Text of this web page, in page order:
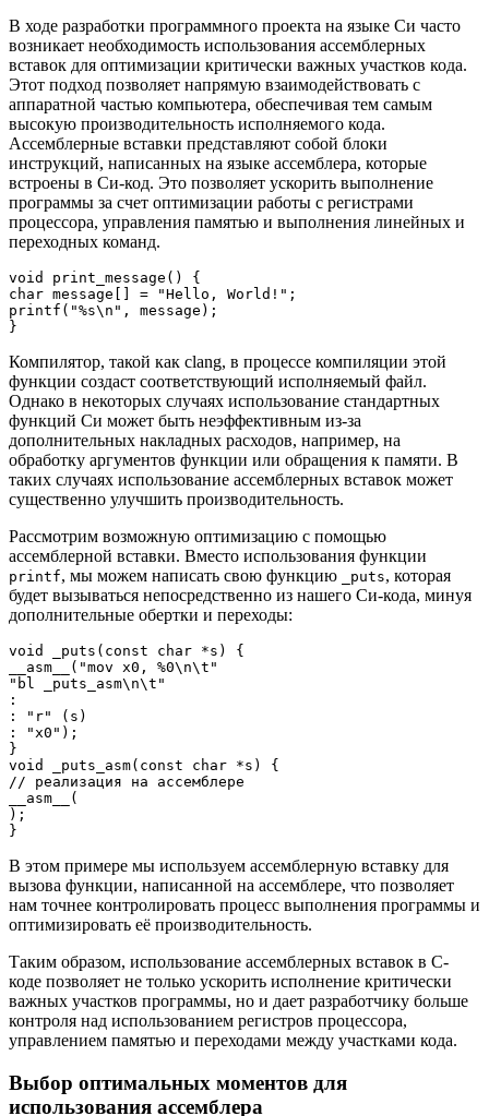
В ходе разработки программного проекта на языке Си часто
возникает необходимость использования ассемблерных
вставок для оптимизации критически важных участков кода.
Этот подход позволяет напрямую взаимодействовать с
аппаратной частью компьютера, обеспечивая тем самым
высокую производительность исполняемого кода.
Ассемблерные вставки представляют собой блоки
инструкций, написанных на языке ассемблера, которые
встроены в Си-код. Это позволяет ускорить выполнение
программы за счет оптимизации работы с регистрами
процессора, управления памятью и выполнения линейных и
переходных команд.
void print_message() {
char message[] = "Hello, World!";
printf("%s\n", message);
Компилятор, такой как clang, в процессе компиляции этой
функции создаст соответствующий исполняемый файл.
Однако в некоторых случаях использование стандартных
функций Си может быть неэффективным из-за
дополнительных накладных расходов, например, на
обработку аргументов функции или обращения к памяти. В
таких случаях использование ассемблерных вставок может
существенно улучшить производительность.
Рассмотрим возможную оптимизацию с помощью
ассемблерной вставки. Вместо использования функции
printf, мы можем написать свою функцию _puts, которая
будет вызываться непосредственно из нашего Си-кода, минуя
дополнительные обертки и переходы:
void _puts(const char *s) {
__asm__("mov x0, %0\n\t"
"bl _puts_asm\n\t"
:
: "r" (s)
: "x0");
}
void _puts_asm(const char *s) {
// реализация на ассемблере
__asm__(
);
В этом примере мы используем ассемблерную вставку для
вызова функции, написанной на ассемблере, что позволяет
нам точнее контролировать процесс выполнения программы и
оптимизировать её производительность.
Таким образом, использование ассемблерных вставок в С-
коде позволяет не только ускорить исполнение критически
важных участков программы, но и дает разработчику больше
контроля над использованием регистров процессора,
управлением памятью и переходами между участками кода.
Выбор оптимальных моментов для
использования ассемблера